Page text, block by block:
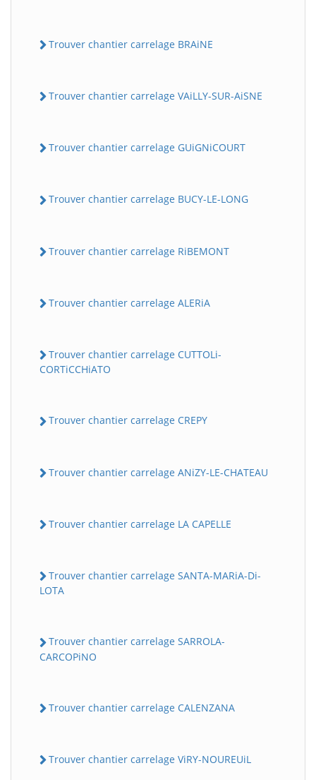
Trouver chantier carrelage BRAiNE
Trouver chantier carrelage VAiLLY-SUR-AiSNE
Trouver chantier carrelage GUiGNiCOURT
Trouver chantier carrelage BUCY-LE-LONG
Trouver chantier carrelage RiBEMONT
Trouver chantier carrelage ALERiA
Trouver chantier carrelage CUTTOLi-
CORTiCCHiATO
Trouver chantier carrelage CREPY
Trouver chantier carrelage ANiZY-LE-CHATEAU
Trouver chantier carrelage LA CAPELLE
Trouver chantier carrelage SANTA-MARiA-Di-
LOTA
Trouver chantier carrelage SARROLA-
CARCOPiNO
Trouver chantier carrelage CALENZANA
Trouver chantier carrelage ViRY-NOUREUiL